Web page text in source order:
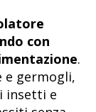
con
.
e germogli,
insetti e